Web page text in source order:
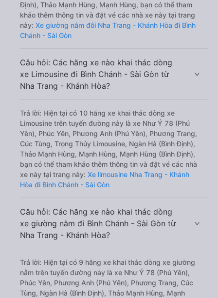
Định), Thảo Mạnh Hùng, Mạnh Hùng, bạn có thể tham
khảo thêm thông tin và đặt vé các nhà xe này tại trang
này: Xe giường nằm đôi Nha Trang - Khánh Hòa đi Bình
Chánh - Sài Gòn
Câu hỏi: Các hãng xe nào khai thác dòng
xe Limousine đi Bình Chánh - Sài Gòn từ
Nha Trang - Khánh Hòa?
Trả lời: Hiện tại có 10 hãng xe khai thác dòng xe
Limousine trên tuyến đường này là xe Như Ý 78 (Phú
Yên), Phúc Yên, Phương Anh (Phú Yên), Phương Trang,
Cúc Tùng, Trọng Thủy Limousine, Ngàn Hà (Bình Định),
Thảo Mạnh Hùng, Mạnh Hùng, Mạnh Hùng (Bình Định),
bạn có thể tham khảo thêm thông tin và đặt vé các nhà
xe này tại trang này: Xe limousine Nha Trang - Khánh
Hòa đi Bình Chánh - Sài Gòn
Câu hỏi: Các hãng xe nào khai thác dòng
xe giường nằm đi Bình Chánh - Sài Gòn từ
Nha Trang - Khánh Hòa?
Trả lời: Hiện tại có 9 hãng xe khai thác dòng xe giường
nằm trên tuyến đường này là xe Như Ý 78 (Phú Yên),
Phúc Yên, Phương Anh (Phú Yên), Phương Trang, Cúc
Tùng, Ngàn Hà (Bình Định), Thảo Mạnh Hùng, Mạnh